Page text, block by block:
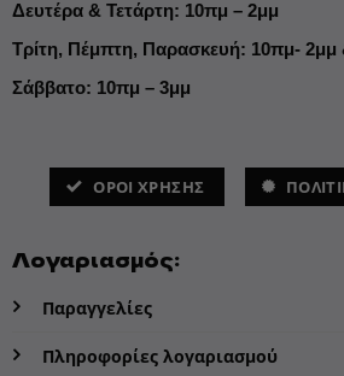
Δευτέρα & Τετάρτη: 10πμ – 2μμ
Τρίτη, Πέμπτη, Παρασκευή: 10πμ- 2μμ
Σάββατο: 10πμ – 3μμ
ΌΡΟΙ ΧΡΗΣΗΣ
Λογαριασμός:
Παραγγελίες
Πληροφορίες λογαριασμού